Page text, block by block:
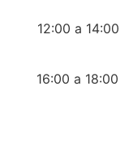
12:00 a 14:00
16:00 a 18:00